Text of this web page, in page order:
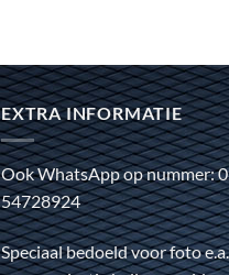
EXTRA INFORMATIE
Ook WhatsApp op nummer:
54728924
Speciaal bedoeld voor foto e.a.